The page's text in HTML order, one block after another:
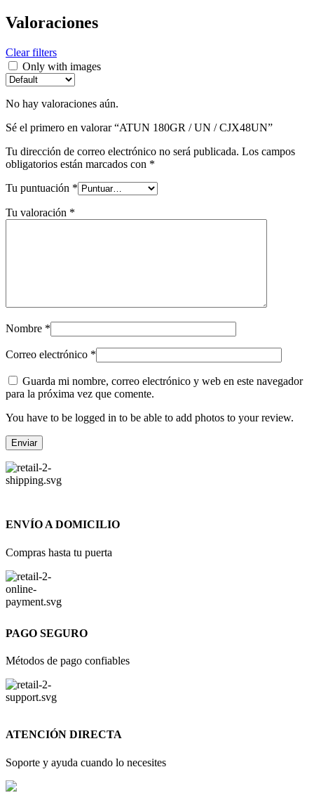
Valoraciones
Clear filters
Only with images
No hay valoraciones aún.
Sé el primero en valorar “ATUN 180GR / UN / CJX48UN”
Tu dirección de correo electrónico no será publicada. Los campos
obligatorios están marcados con *
Tu puntuación *
Tu valoración *
Nombre *
Correo electrónico *
Guarda mi nombre, correo electrónico y web en este navegador
para la próxima vez que comente.
You have to be logged in to be able to add photos to your review.
ENVÍO A DOMICILIO
Compras hasta tu puerta
PAGO SEGURO
Métodos de pago confiables
ATENCIÓN DIRECTA
Soporte y ayuda cuando lo necesites